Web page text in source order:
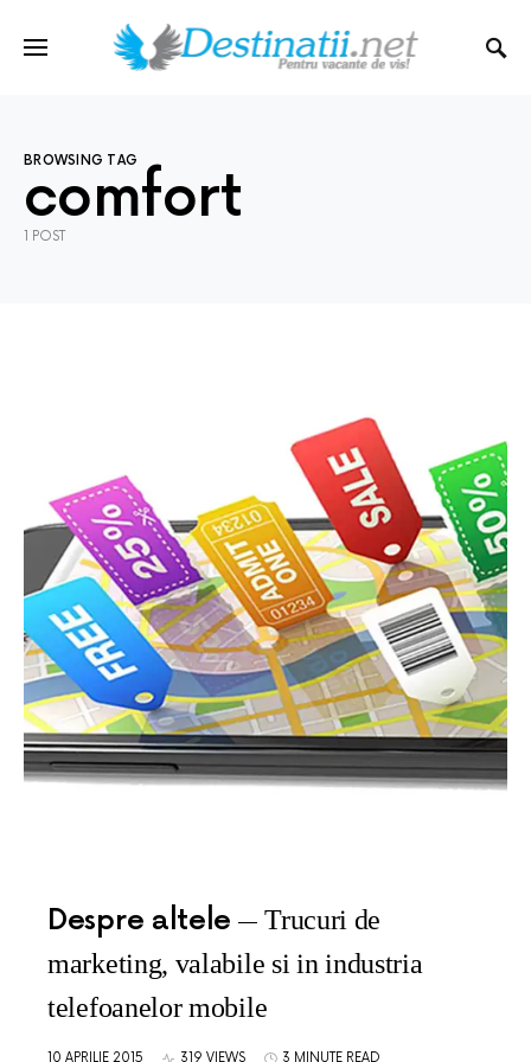
BROWSING TAG
comfort
1 POST
Despre altele
Trucuri de
marketing, valabile si in industria
telefoanelor mobile
10 APRILIE 2015 319 VIEWS 3 MINUTE READ